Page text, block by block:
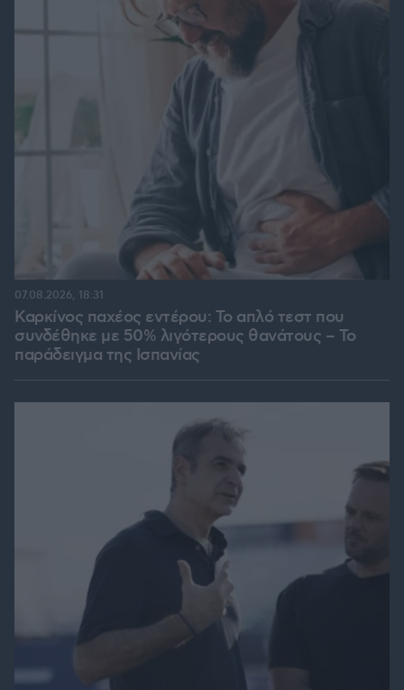
Καρκίνος παχέος εντέρου: Το απλό τεστ που
συνδέθηκε με 50% λιγότερους θανάτους – Το
παράδειγμα της Ισπανίας
07.08.2026, 18:31